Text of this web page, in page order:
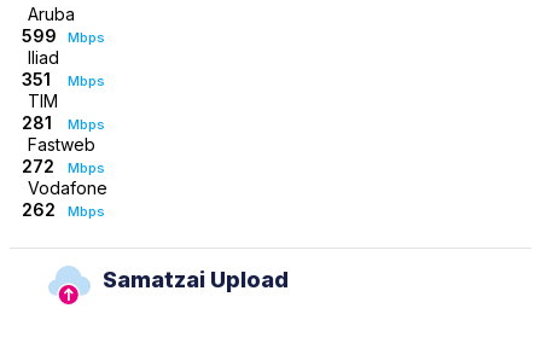
Aruba
599
Mbps
Iliad
351
Mbps
TIM
281
Mbps
Fastweb
272
Mbps
Vodafone
262
Mbps
Samatzai Upload